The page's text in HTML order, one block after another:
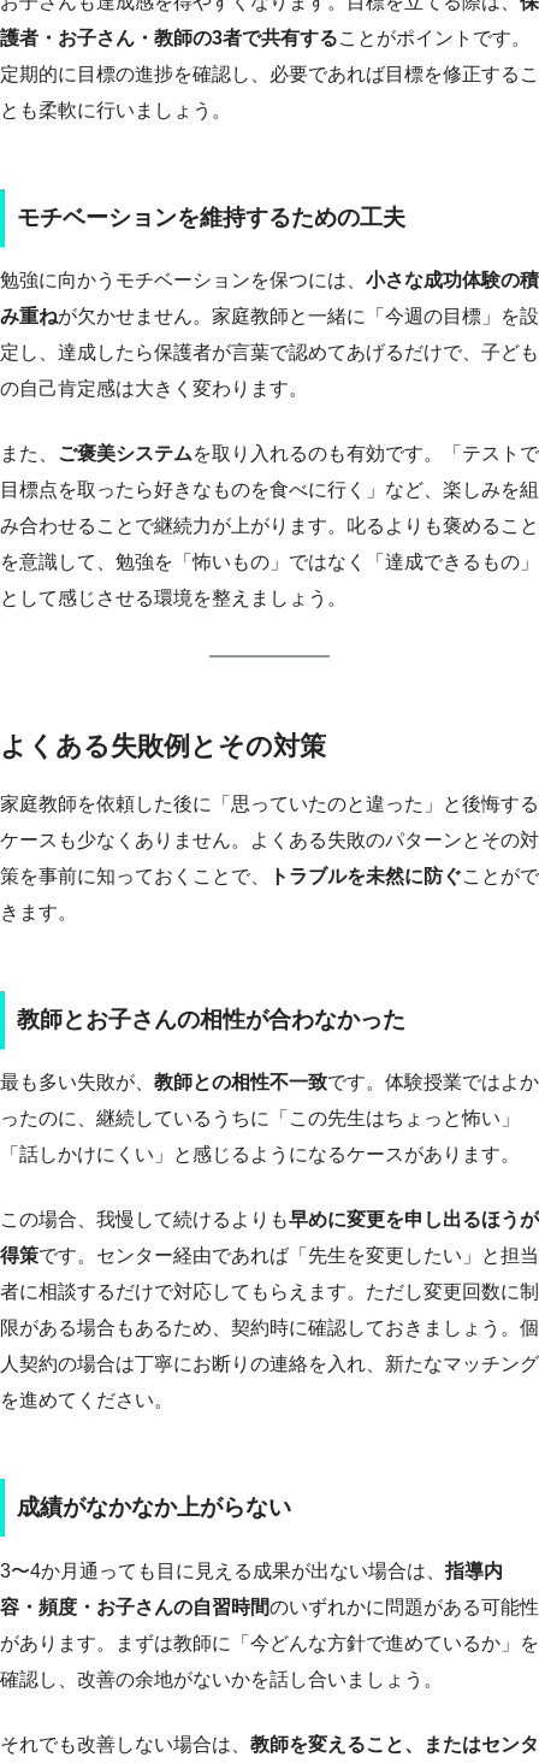
護者・お子さん・教師の3者で共有することがポイントです。
定期的に目標の進捗を確認し、必要であれば目標を修正するこ
とも柔軟に行いましょう。
モチベーションを維持するための工夫
勉強に向かうモチベーションを保つには、 小さな成功体験の積
み重ねが欠かせません。家庭教師と一緒に「今週の目標」を設
定し、達成したら保護者が言葉で認めてあげるだけで、子ども
の自己肯定感は大きく変わります。
また、 ご褒美システムを取り入れるのも有効です。「テストで
目標点を取ったら好きなものを食べに行く」など、楽しみを組
み合わせることで継続力が上がります。叱るよりも褒めること
を意識して、勉強を「怖いもの」ではなく「達成できるもの」
として感じさせる環境を整えましょう。
よくある失敗例とその対策
家庭教師を依頼した後に「思っていたのと違った」と後悔する
ケースも少なくありません。よくある失敗のパターンとその対
策を事前に知っておくことで、
トラブルを未然に防ぐことがで
きます。
教師とお子さんの相性が合わなかった
最も多い失敗が、 教師との相性不一致です。体験授業ではよか
ったのに、継続しているうちに「この先生はちょっと怖い」
「話しかけにくい」と感じるようになるケースがあります。
この場合、我慢して続けるよりも早めに変更を申し出るほうが
得策です。センター経由であれば「先生を変更したい」と担当
者に相談するだけで対応してもらえます。ただし変更回数に制
限がある場合もあるため、契約時に確認しておきましょう。個
人契約の場合は丁寧にお断りの連絡を入れ、新たなマッチング
を進めてください。
成績がなかなか上がらない
3〜4か月通っても目に見える成果が出ない場合は、 指導内
容・頻度・お子さんの自習時間のいずれかに問題がある可能性
があります。まずは教師に「今どんな方針で進めているか」を
確認し、改善の余地がないかを話し合いましょう。
それでも改善しない場合は、 教師を変えること、またはセンタ